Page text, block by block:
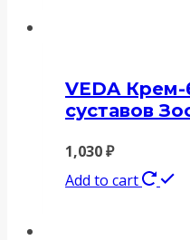
VEDA
суставов
1,030₽
Add to cart